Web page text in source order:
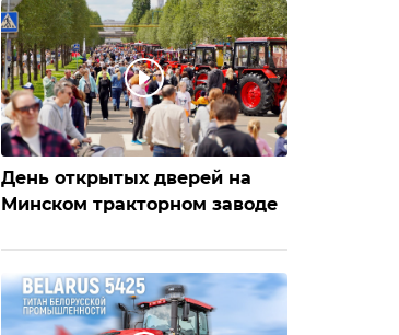
День открытых дверей на
Минском тракторном заводе